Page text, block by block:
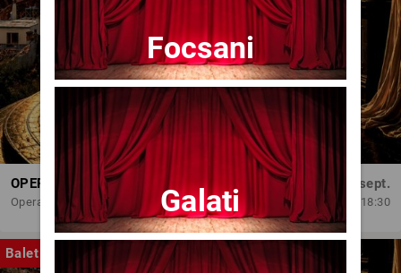
OPERA BRAȘOV ESTIVAL – SEARĂ DE OPERĂ – CONCERT EXTRAORDINAR
Opera Brasov
Sâm, 5 sept.
18:30
Balet
Focsani
Galati